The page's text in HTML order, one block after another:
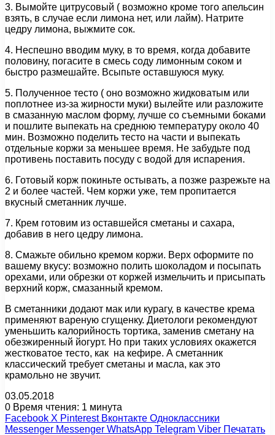
3. Вымойте цитрусовый ( возможно кроме того апельсин
взять, в случае если лимона нет, или лайм). Натрите
цедру лимона, выжмите сок.
4. Неспешно вводим муку, в то время, когда добавите
половину, погасите в смесь соду лимонным соком и
быстро размешайте. Всыпьте оставшуюся муку.
5. Полученное тесто ( оно возможно жидковатым или
поплотнее из-за жирности муки) вылейте или разложите
в смазанную маслом форму, лучше со съемными боками
и пошлите выпекать на среднюю температуру около 40
мин. Возможно поделить тесто на части и выпекать
отдельные коржи за меньшее время. Не забудьте под
противень поставить посуду с водой для испарения.
6. Готовый корж покиньте остывать, а позже разрежьте на
2 и более частей. Чем коржи уже, тем пропитается
вкусный сметанник лучше.
7. Крем готовим из оставшейся сметаны и сахара,
добавив в него цедру лимона.
8. Смажьте обильно кремом коржи. Верх оформите по
вашему вкусу: возможно полить шоколадом и посыпать
орехами, или обрезки от коржей измельчить и присыпать
верхний корж, смазанный кремом.
В сметанники додают мак или курагу, в качестве крема
применяют вареную сгущенку. Диетологи рекомендуют
уменьшить калорийность тортика, заменив сметану на
обезжиренный йогурт. Но при таких условиях окажется
жестковатое тесто, как на кефире. А сметанник
классический требует сметаны и масла, как это
крамольно не звучит.
03.05.2018
0 Время чтения: 1 минута
Facebook X Pinterest Вконтакте Одноклассники
Messenger Messenger WhatsApp Telegram Viber Печатать